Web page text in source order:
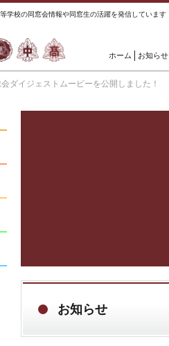
学校の同窓会情報や同窓生の活躍を発信しています
ホーム お知らせ
ダイジェストムービーを公開しました！
お知らせ